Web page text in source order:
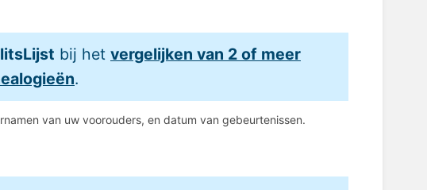
bij het vergelijken van 2 of meer
.
van uw voorouders, en datum van gebeurtenissen.